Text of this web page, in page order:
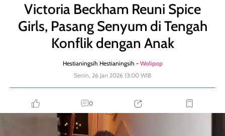
Victoria Beckham Reuni Spice
Girls, Pasang Senyum di Tengah
Konflik dengan Anak
Hestianingsih Hestianingsih - Wolipop
Senin, 26 Jan 2026 13:00 WIB
0